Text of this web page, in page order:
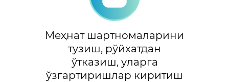
Меҳнат шартномаларини
тузиш, рўйхатдан
ўтказиш, уларга
ўзгартиришлар киритиш